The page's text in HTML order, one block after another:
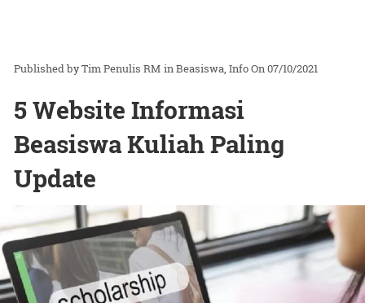
Tim Penulis RM inBeasiswa InfoOn 07/10/2021
5 Website Informasi
Beasiswa Kuliah Paling
Update